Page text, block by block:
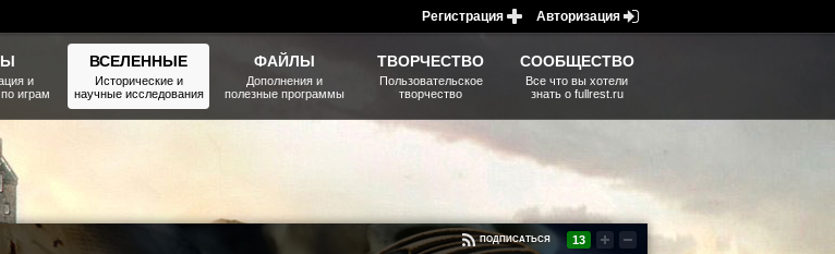
13
ПОДПИСАТЬСЯ
и
играм
ВСЕЛЕННЫЕ
Исторические и
научные исследования
ФАЙЛЫ
Дополнения и
полезные программы
ТВОРЧЕСТВО
Пользовательское
творчество
СООБЩЕСТВО
Все что вы хотели
знать о fullrest.ru
Авторизация
Регистрация